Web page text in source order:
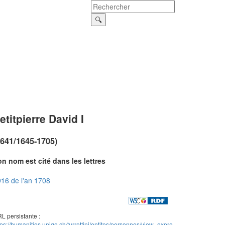
David I
1645-1705)
nom est cité dans les lettres
de l'an 1708
persistante :